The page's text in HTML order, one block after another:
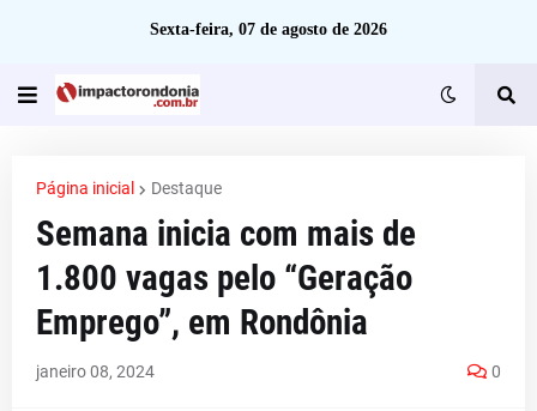
Sexta-feira, 07 de agosto de 2026
Página inicial Destaque
Semana inicia com mais de
1.800 vagas pelo “Geração
Emprego”, em Rondônia
janeiro 08, 2024 0